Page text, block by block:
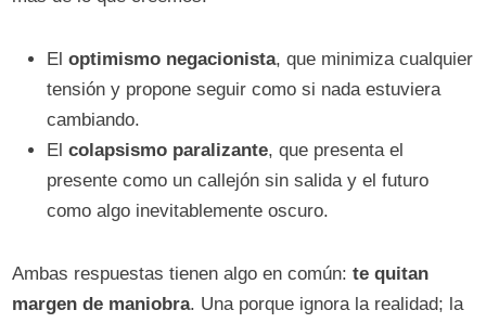
Eloptimismo negacionista, que minimiza cualquier
tensión y propone seguir como si nada estuviera
cambiando.
Elcolapsismo paralizante, que presenta el
presente como un callejón sin salida y el futuro
como algo inevitablemente oscuro.
Ambas respuestas tienen algo en común:te quitan
margen de maniobra. Una porque ignora la realidad; la